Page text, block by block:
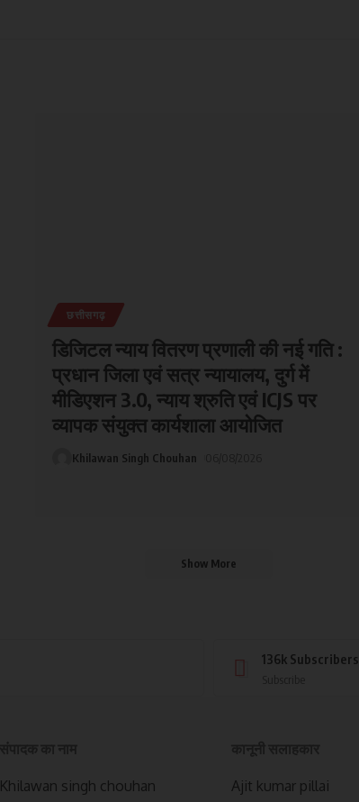
छत्तीसगढ़
डिजिटल न्याय वितरण प्रणाली की नई गति :
प्रधान जिला एवं सत्र न्यायालय, दुर्ग में
मीडिएशन 3.0, न्याय श्रुति एवं ICJS पर
व्यापक संयुक्त कार्यशाला आयोजित
Khilawan Singh Chouhan
Show More
136k Subscribers
Khilawan singh chouhan Ajit kumar pillai